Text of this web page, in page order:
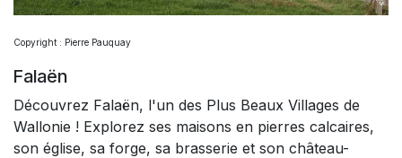
Copyright : Pierre Pauquay
Falaën
Découvrez Falaën, l'un des Plus Beaux Villages de
Wallonie ! Explorez ses maisons en pierres calcaires,
son église, sa forge, sa brasserie et son château-